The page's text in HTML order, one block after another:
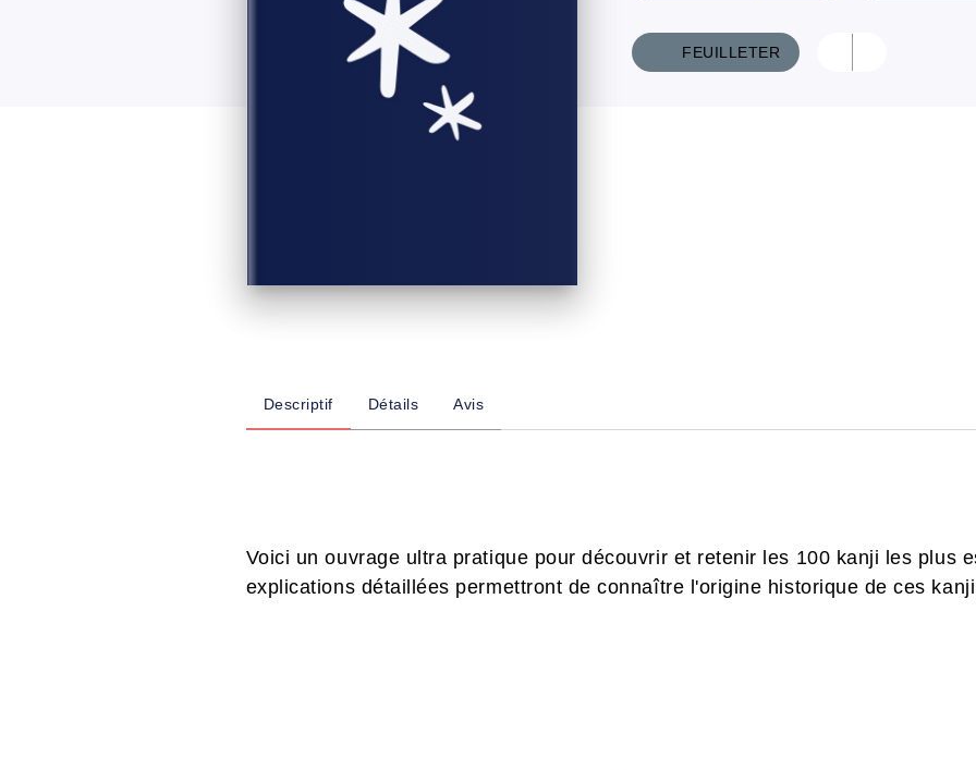
FEUILLETER
Descriptif Détails Avis
Voici un ouvrage ultra pratique pour découvrir et retenir les 100 kanji les plus
explications détaillées permettront de connaître l'origine historique de ces